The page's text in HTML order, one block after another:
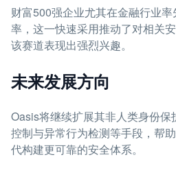
财富500强企业尤其在金融行业
率，这一快速采用推动了对相关
该赛道表现出强烈兴趣。
未来发展方向
Oasis将继续扩展其非人类身份
控制与异常行为检测等手段，帮
代构建更可靠的安全体系。